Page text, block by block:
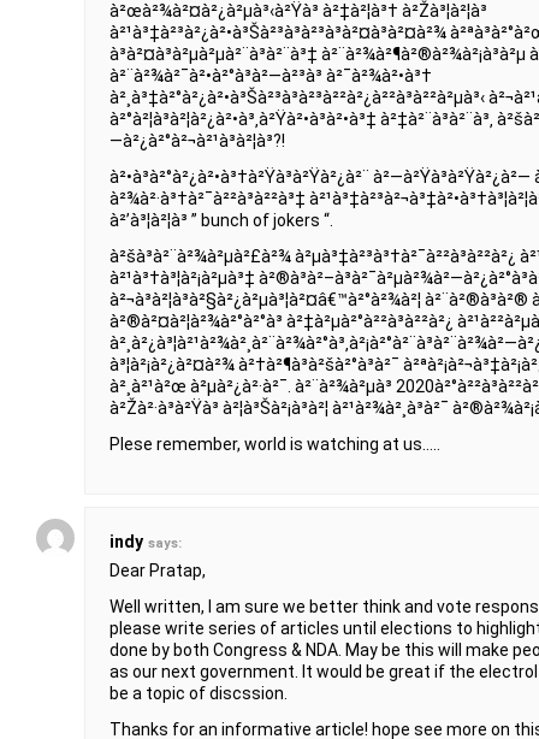
à²œà²¾à²¤à²¿à²µà³‹à²Ÿà³ à²‡à²¦à³† à²Žà³¦à²¦à³
à²¹à³‡à²³à²¿à²•à³Šà²³à³à²³à³à²¤à³à²¤à²¾
à³à²¤à³à²µà²µà²¨à³à²¨à³‡ à²¨à²¾à²¶à²®à²¾à²¡à³à²µ
à²¨à²¾à²¯à²•à²°à³à²—à²³à³ à²¯à²¾à²•à³†
à²¸à³‡à²°à²¿à²•à³Šà²³à³à²³à²²à²¿à²²à³à²²à²µà³‹
à²°à²¦à³à²¦à²¿à²•à³‚à²Ÿà²•à³à²•à³‡ à²‡à²¨à³à²¨à³‚
—à²¿à²°à²¬à²¹à³à²¦à³?!
à²•à³à²°à²¿à²•à³†à²Ÿà³à²Ÿà²¿à²¨
à²¾à²·à³†à²¯à²²à³à²²à³‡
à²’à³¦à²¦à³ ” bunch of jokers “.
à²šà³à²¨à²¾à²µà²£à²¾ à²µà³‡à²³à³†à²¯à²²à³à²²à²¿
à²¹à³†à³¦à²¡à²µà³‡
à²¬à³à²¦à³à²§à²¿à²µà³¦à²¤â€™à²°à²¾à²¦ à²¨à²®à³à²®
à²®à²¤à²¦à²¾à²°à²°à³ à²‡à²µà²°à²²à³à²²à²¿
à³¦à²¡à²¿à²¤à²¾ à²†à²¶à³à²šà²°à³à²¯
à²¸à²¹à²œ à²µà²¿à²·à²¯. à²¨à²¾à²µà³
à²Žà²·à³à²Ÿà³ à²¦à³Šà²¡à³à²¦ à²¹à²¾à²¸à³à²¯
Plese remember, world is watching at us…..
indy says:
Dear Pratap,
Well written, I am sure we better think and vote
please write series of articles until elections to
done by both Congress & NDA. May be this will make
as our next government. It would be great if the
be a topic of discssion.
Thanks for an informative article! hope see more on